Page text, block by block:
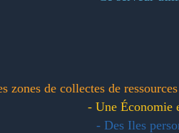
zones de collectes de
- Une Économie
- Des Iles